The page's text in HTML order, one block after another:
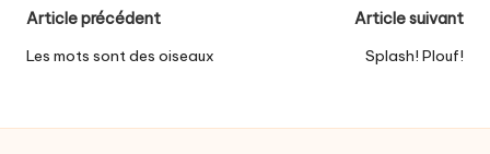
Post
navigation
Article précédent
Les mots sont des oiseaux
Article suivant
Splash! Plouf!